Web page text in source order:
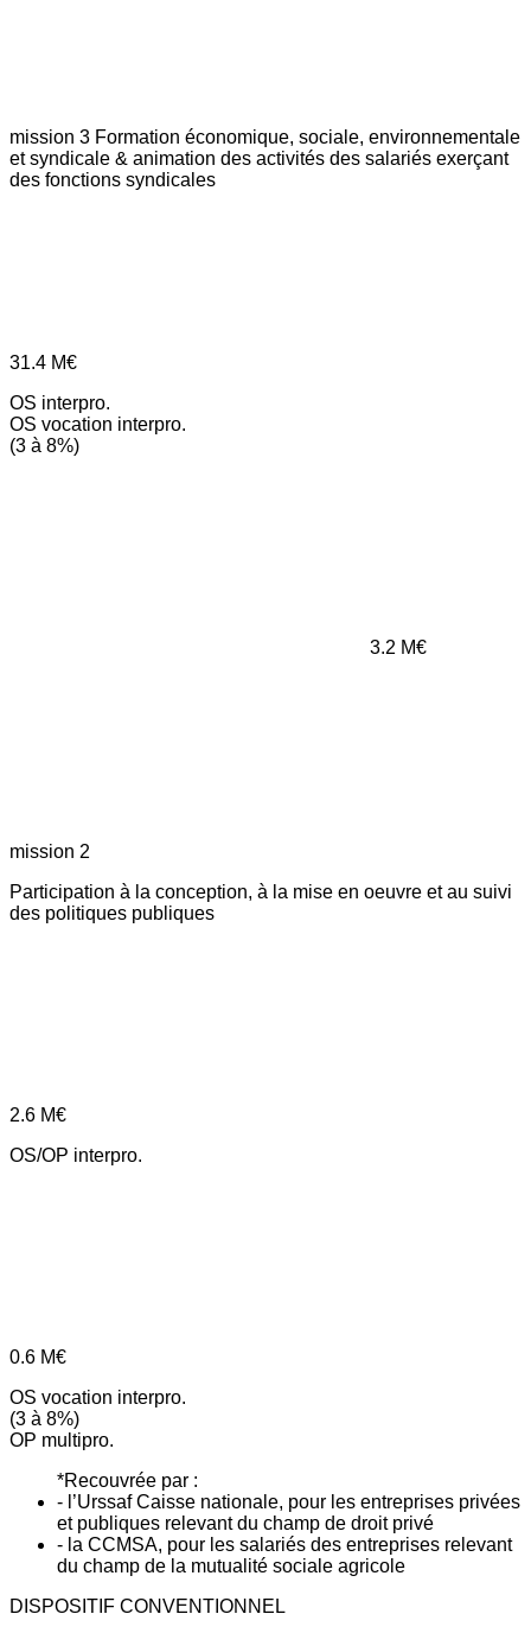
mission 3 Formation économique, sociale, environnementale
et syndicale & animation des activités des salariés exerçant
des fonctions syndicales
31.4 M€
OS interpro.
OS vocation interpro.
(3 à 8%)
3.2 M€
mission 2
Participation à la conception, à la mise en oeuvre et au suivi
des politiques publiques
2.6 M€
OS/OP interpro.
0.6 M€
OS vocation interpro.
(3 à 8%)
OP multipro.
*Recouvrée par :
- l’Urssaf Caisse nationale, pour les entreprises privées
et publiques relevant du champ de droit privé
- la CCMSA, pour les salariés des entreprises relevant
du champ de la mutualité sociale agricole
DISPOSITIF CONVENTIONNEL